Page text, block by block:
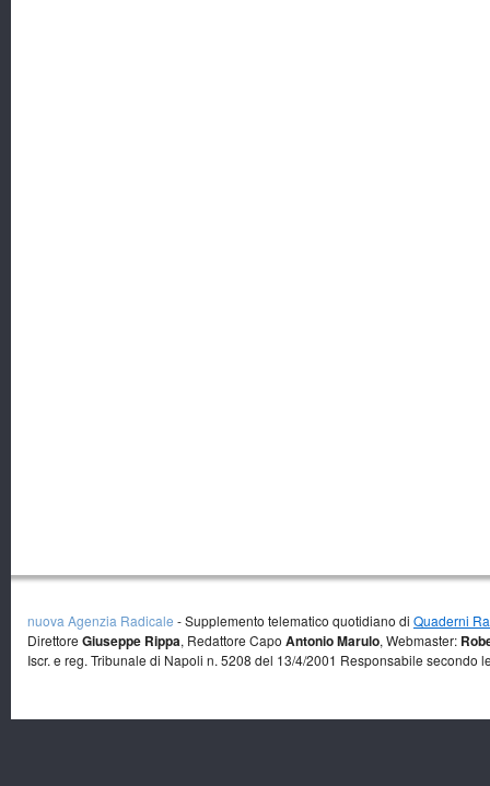
nuova Agenzia Radicale - Supplemento telematico quotidiano di Quaderni
Direttore Giuseppe Rippa, Redattore Capo Antonio Marulo, Webmaster:
Iscr. e reg. Tribunale di Napoli n. 5208 del 13/4/2001 Responsabile secondo